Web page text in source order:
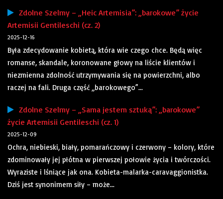
Zdolne Szelmy – „Heic Artemisia”: „barokowe” życie
Artemisii Gentileschi (cz. 2)
2025-12-16
Była zdecydowanie kobietą, która wie czego chce. Będą więc
romanse, skandale, koronowane głowy na liście klientów i
niezmienna zdolność utrzymywania się na powierzchni, albo
raczej na fali. Druga część „barokowego”...
Zdolne Szelmy – „Sama jestem sztuką”: „barokowe”
życie Artemisii Gentileschi (cz. 1)
2025-12-09
Ochra, niebieski, biały, pomarańczowy i czerwony – kolory, które
zdominowały jej płótna w pierwszej połowie życia i twórczości.
Wyraziste i lśniące jak ona. Kobieta-malarka-caravaggionistka.
Dziś jest synonimem siły – może...